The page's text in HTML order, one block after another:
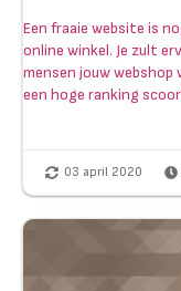
Een fraaie website is
online winkel. Je zult
mensen jouw webshop
een hoge ranking
03 april 2020